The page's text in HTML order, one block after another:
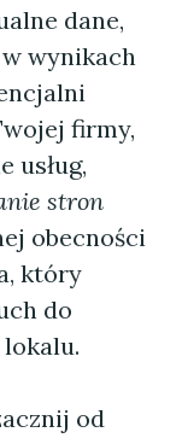
dane,
wynikach
firmy,
usług,
stron
obecności
który
do
od